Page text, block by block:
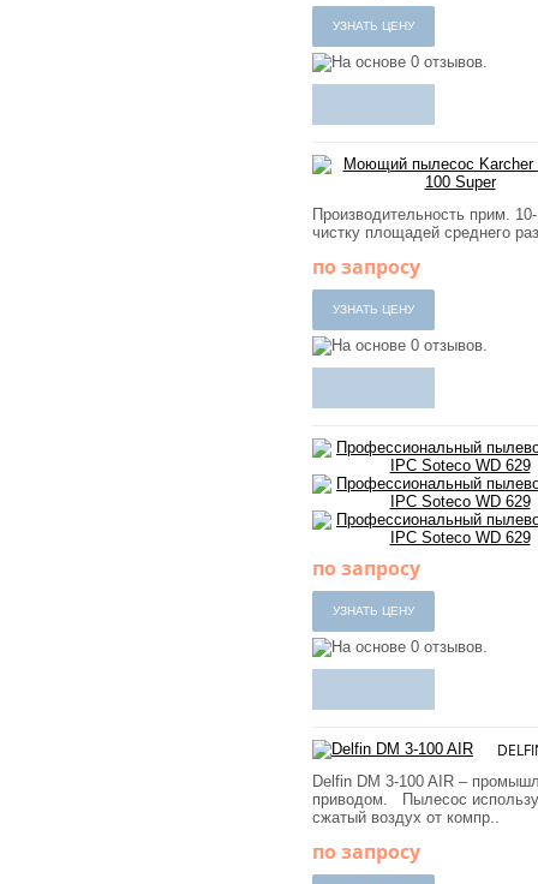
Производительность прим.
чистку площадей среднего
по запросу
по запросу
Delfin DM 3-100 AIR –
приводом. Пылесос
сжатый воздух от компр..
по запросу